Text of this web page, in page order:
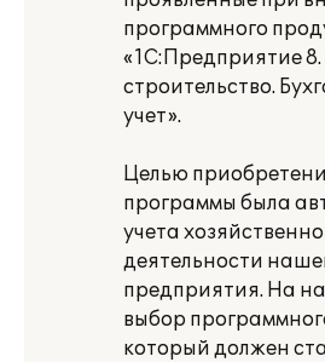
программного
«1С:Предприятие 8.
строительство.
учет».
Целью
программы была
учета
деятельности
предприятия. На
выбор
который должен